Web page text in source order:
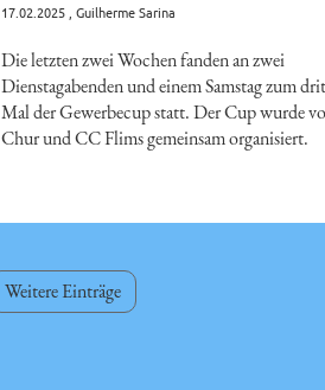
17.02.2025 , Guilherme Sarina
Die letzten zwei Wochen fanden an zwei
Dienstagabenden und einem Samstag zum
Mal der Gewerbecup statt. Der Cup wurde
Chur und CC Flims gemeinsam organisiert.
Weitere Einträge